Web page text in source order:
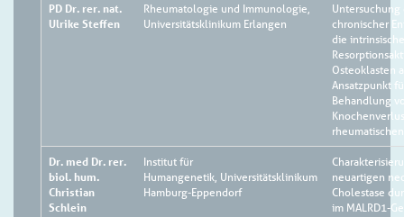
PD Dr. rer. nat.
Ulrike Steffen
Rheumatologie und Immunologie,
Universitätsklinikum Erlangen
Untersuchung
chronischer
die intrinsische
Osteoklasten
Ansatzpunkt
Behandlung
Dr. med Dr. rer.
biol. hum.
Christian
Schlein
Institut für
Humangenetik, Universitätsklinikum
Hamburg-Eppendorf
neuartigen
Cholestase
im MALRD1-